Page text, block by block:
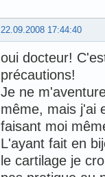
22.09.2008 17:44:40
oui docteur!
précautions!
Je ne
même, mais j'ai
faisant moi
L'ayant fait en
le cartilage je